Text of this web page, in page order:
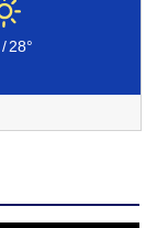
/28°